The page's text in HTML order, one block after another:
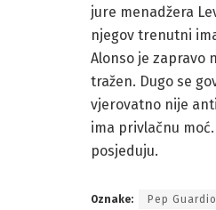
jure menadžera
njegov trenutni
Alonso je zapravo
tražen. Dugo se
vjerovatno nije
ima privlačnu
posjeduju.
Oznake: Pep